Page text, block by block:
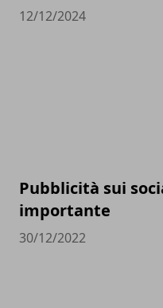
12/12/2024
Pubblicità sui
importante
30/12/2022